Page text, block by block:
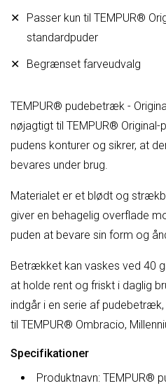
TEMPUR® pudebetræk -
nøjagtigt til TEMPUR®
pudens konturer og sikrer, at
bevares under brug.
Materialet er et blødt og
giver en behagelig overflade
puden at bevare sin form og
Betrækket kan vaskes ved 40
at holde rent og friskt i daglig
indgår i en serie af
til TEMPUR® Ombracio,
Passer kun til TEMPUR®
standardpuder
Begrænset farveudvalg
Specifikationer
Produktnavn: TEMPUR®